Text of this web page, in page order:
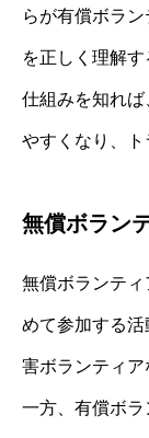
らが有償ボラ
を正しく理解す
仕組みを知れ
やすくなり、ト
無償ボラン
無償ボランテ
めて参加する
害ボランティア
一方、有償ボ